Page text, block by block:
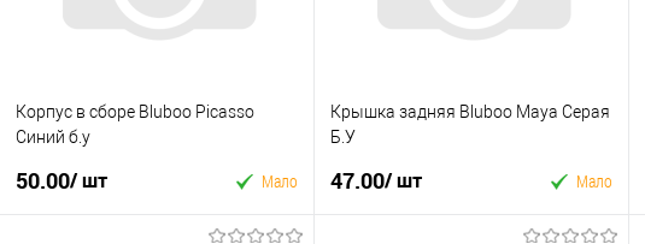
Корпус в сборе Bluboo Picasso
Синий б.у
50.00/ шт Мало
Крышка задняя Bluboo Maya Серая
Б.У
47.00/ шт Мало